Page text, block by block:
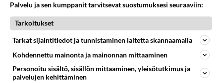
Palvelu ja sen kumppanit tarvitsevat suostumuksesi seuraaviin:
Tarkoitukset
Tarkat sijaintitiedot ja tunnistaminen laitetta skannaamalla
Kohdennettu mainonta ja mainonnan mittaaminen
Personoitu sisältö, sisällön mittaaminen, yleisötutkimus ja
palvelujen kehittäminen